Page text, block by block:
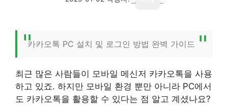
카카오톡 PC 설치 및 로그인 방법 완벽 가이드
최근 많은 사람들이 모바일 메신저 카카오톡을 사용
하고 있죠. 하지만 모바일 환경 뿐만 아니라 PC에서
도 카카오톡을 활용할 수 있다는 점 알고 계셨나요?